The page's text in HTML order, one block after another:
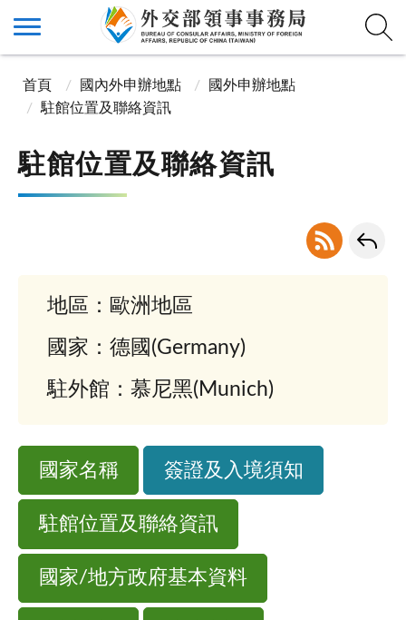
首頁 國內外申辦地點
國外申辦地點
駐館位置及聯絡資訊
駐館位置及聯絡資訊
地區：歐洲地區
國家：德國(Germany)
駐外館：慕尼黑(Munich)
國家名稱 簽證及入境須知
駐館位置及聯絡資訊
國家/地方政府基本資料